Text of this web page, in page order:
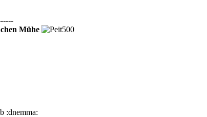
Mühe
:dnemma: